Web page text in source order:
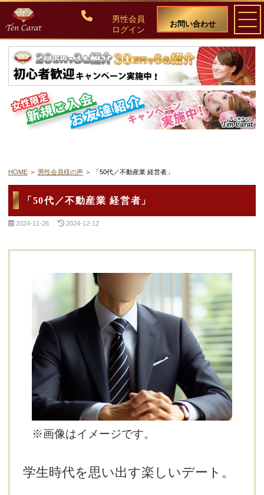
男性会員
ログイン
お問い合わせ
ご入会について
料金・入会案内
会員比率『１：１０』にこだわる理由
50代・60代のための後悔しない選び方
女性会員の紹介
デートまでの流れ
アフィリエイトをご検討の皆様へ。
HOME 男性会員様の声 「50代／不動産業 経営者」
「50代／不動産業 経営者」
2024-11-26 2024-12-12
※画像はイメージです。
学生時代を思い出す楽しいデート。